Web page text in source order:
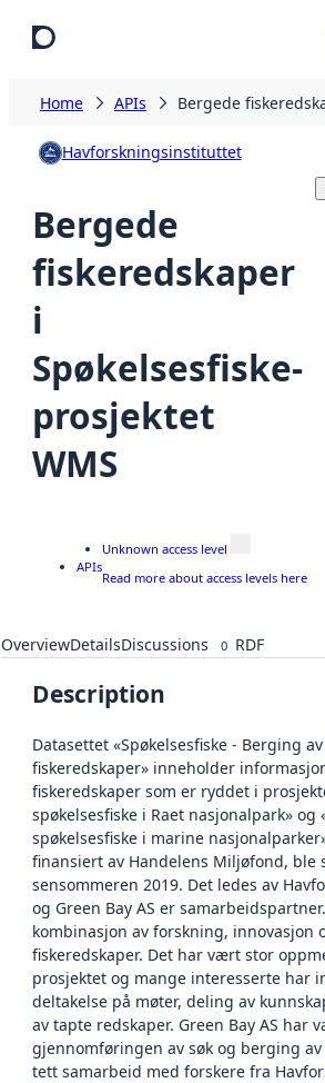
Home APIs Bergede
Havforskningsinstituttet
Bergede
fiskeredskaper
i
Spøkelsesfiske-
prosjektet
WMS
APIs
Unknown access level
Read more about access levels here
OverviewDetailsDiscussions 0 RDF
Description
Datasettet «Spøkelsesfiske - Berging
fiskeredskaper» inneholder
fiskeredskaper som er ryddet i
spøkelsesfiske i Raet nasjonalpark» og
spøkelsesfiske i marine
finansiert av Handelens Miljøfond, ble
sensommeren 2019. Det ledes av
og Green Bay AS er
kombinasjon av forskning, innovasjon
fiskeredskaper. Det har vært stor
prosjektet og mange interesserte har
deltakelse på møter, deling av
av tapte redskaper. Green Bay AS har
gjennomføringen av søk og berging
tett samarbeid med forskere fra